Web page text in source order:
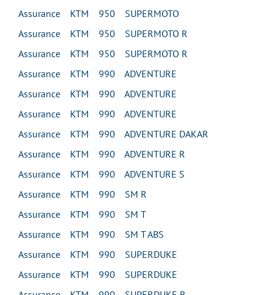
Assurance KTM 950 SUPERMOTO
Assurance KTM 950 SUPERMOTO R
Assurance KTM 950 SUPERMOTO R
Assurance KTM 990 ADVENTURE
Assurance KTM 990 ADVENTURE
Assurance KTM 990 ADVENTURE
Assurance KTM 990 ADVENTURE DAKAR
Assurance KTM 990 ADVENTURE R
Assurance KTM 990 ADVENTURE S
Assurance KTM 990 SM R
Assurance KTM 990 SM T
Assurance KTM 990 SM T ABS
Assurance KTM 990 SUPERDUKE
Assurance KTM 990 SUPERDUKE